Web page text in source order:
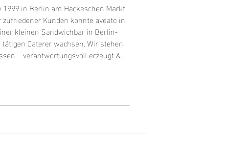
Sandwiches
Vorspeisen Wraps
Kunden konnte aveato in
kleinen Sandwichbar in Berlin-
Caterer wachsen. Wir stehen
– verantwortungsvoll erzeugt &
Metern ei